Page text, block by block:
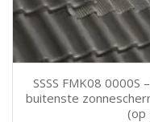
SSSS FMK08 0000S
buitenste
(op